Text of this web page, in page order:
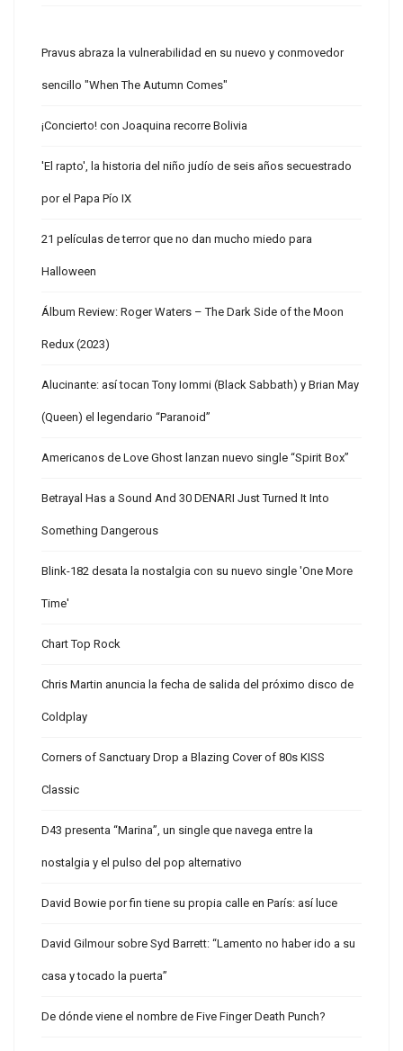
Pravus abraza la vulnerabilidad en su nuevo y conmovedor
sencillo "When The Autumn Comes"
¡Concierto! con Joaquina recorre Bolivia
'El rapto', la historia del niño judío de seis años secuestrado
por el Papa Pío IX
21 películas de terror que no dan mucho miedo para
Halloween
Álbum Review: Roger Waters – The Dark Side of the Moon
Redux (2023)
Alucinante: así tocan Tony Iommi (Black Sabbath) y Brian May
(Queen) el legendario “Paranoid”
Americanos de Love Ghost lanzan nuevo single “Spirit Box”
Betrayal Has a Sound And 30 DENARI Just Turned It Into
Something Dangerous
Blink-182 desata la nostalgia con su nuevo single 'One More
Time'
Chart Top Rock
Chris Martin anuncia la fecha de salida del próximo disco de
Coldplay
Corners of Sanctuary Drop a Blazing Cover of 80s KISS
Classic
D43 presenta “Marina”, un single que navega entre la
nostalgia y el pulso del pop alternativo
David Bowie por fin tiene su propia calle en París: así luce
David Gilmour sobre Syd Barrett: “Lamento no haber ido a su
casa y tocado la puerta”
De dónde viene el nombre de Five Finger Death Punch?